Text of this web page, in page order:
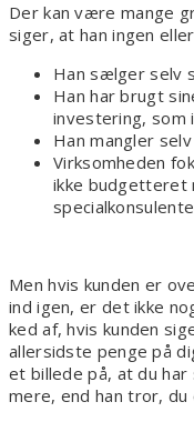
Der kan være mange
siger, at han ingen
Han sælger selv
Han har brugt
investering, som
Han mangler
Virksomheden
ikke budgetteret
Men hvis kunden er
ind igen, er det ikke
ked af, hvis kunden
allersidste penge på
et billede på, at du
mere, end han tror,